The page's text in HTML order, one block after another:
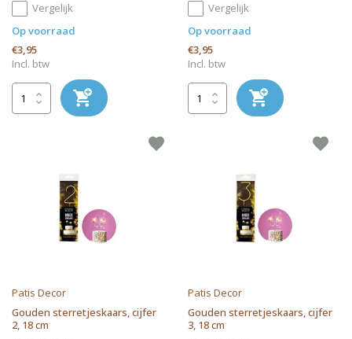
Vergelijk
Op voorraad
€3,95
Incl. btw
Vergelijk
Op voorraad
€3,95
Incl. btw
Patis Decor
Gouden sterretjeskaars, cijfer
2, 18 cm
Patis Decor
Gouden sterretjeskaars, cijfer
3, 18 cm